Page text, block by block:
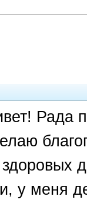
Рада
здоровых
у меня